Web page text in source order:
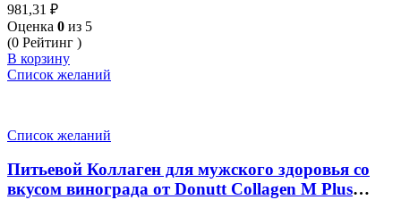
981,31 ₽
Оценка 0 из 5
(0 Рейтинг )
В корзину
Список желаний
Список желаний
Питьевой Коллаген для мужского здоровья со
вкусом винограда от Donutt Collagen M Plus